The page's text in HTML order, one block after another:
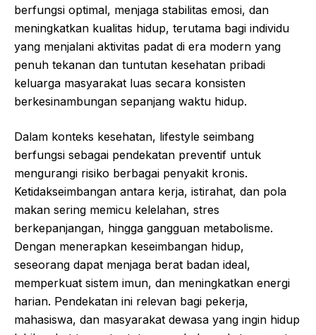
berfungsi optimal, menjaga stabilitas emosi, dan
meningkatkan kualitas hidup, terutama bagi individu
yang menjalani aktivitas padat di era modern yang
penuh tekanan dan tuntutan kesehatan pribadi
keluarga masyarakat luas secara konsisten
berkesinambungan sepanjang waktu hidup.
Dalam konteks kesehatan, lifestyle seimbang
berfungsi sebagai pendekatan preventif untuk
mengurangi risiko berbagai penyakit kronis.
Ketidakseimbangan antara kerja, istirahat, dan pola
makan sering memicu kelelahan, stres
berkepanjangan, hingga gangguan metabolisme.
Dengan menerapkan keseimbangan hidup,
seseorang dapat menjaga berat badan ideal,
memperkuat sistem imun, dan meningkatkan energi
harian. Pendekatan ini relevan bagi pekerja,
mahasiswa, dan masyarakat dewasa yang ingin hidup